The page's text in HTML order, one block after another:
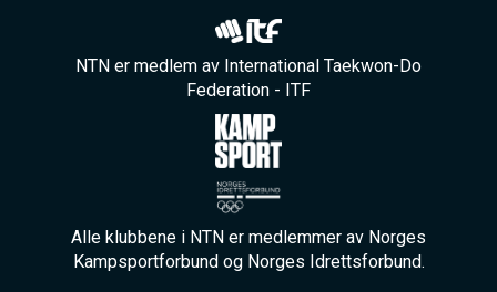
NTN er medlem av International Taekwon-Do
Federation - ITF
Alle klubbene i NTN er medlemmer av Norges
Kampsportforbund og Norges Idrettsforbund.